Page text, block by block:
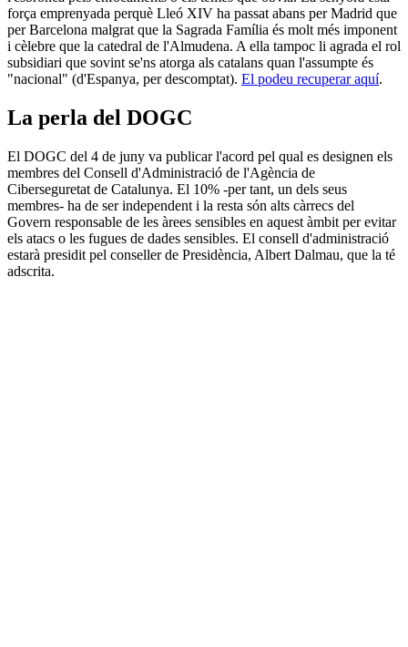
força emprenyada perquè Lleó XIV ha passat abans per Madrid que
per Barcelona malgrat que la Sagrada Família és molt més imponent
i cèlebre que la catedral de l'Almudena. A ella tampoc li agrada el rol
subsidiari que sovint se'ns atorga als catalans quan l'assumpte és
"nacional" (d'Espanya, per descomptat). El podeu recuperar aquí.
La perla del DOGC
El DOGC del 4 de juny va publicar l'acord pel qual es designen els
membres del Consell d'Administració de l'Agència de
Ciberseguretat de Catalunya. El 10% -per tant, un dels seus
membres- ha de ser independent i la resta són alts càrrecs del
Govern responsable de les àrees sensibles en aquest àmbit per evitar
els atacs o les fugues de dades sensibles. El consell d'administració
estarà presidit pel conseller de Presidència, Albert Dalmau, que la té
adscrita.